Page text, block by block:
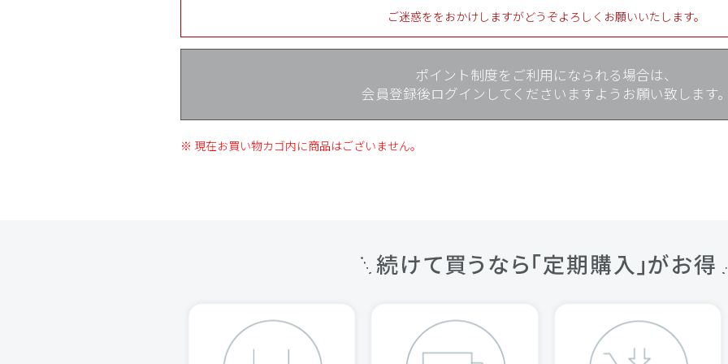
ご迷惑ををおかけしますがどうぞよろしくお願いいたします。
ポイント制度をご利用になられる場合は、
会員登録後ログインしてくださいますようお願い致します
※ 現在お買い物カゴ内に商品はございません。